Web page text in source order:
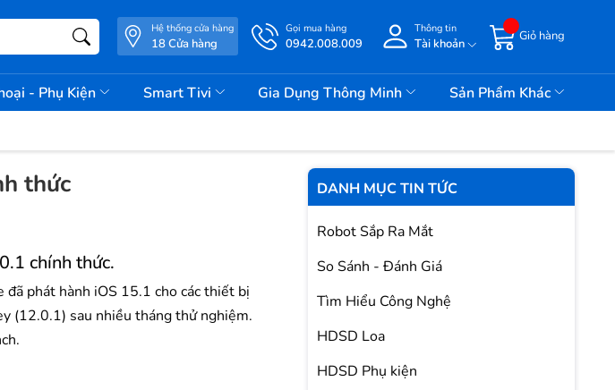
Hệ thống cửa hàng
18 Cửa hàng
Gọi mua hàng
0942.008.009
Thông tin
Tài khoản
Giỏ hàng
- Phụ Kiện Smart Tivi Gia Dụng Thông Minh Sản Phẩm Khác
thức
chính thức.
phát hành iOS 15.1 cho các thiết bị
(12.0.1) sau nhiều tháng thử nghiệm.
DANH MỤC TIN TỨC
Robot Sắp Ra Mắt
So Sánh - Đánh Giá
Tìm Hiểu Công Nghệ
HDSD Loa
HDSD Phụ kiện